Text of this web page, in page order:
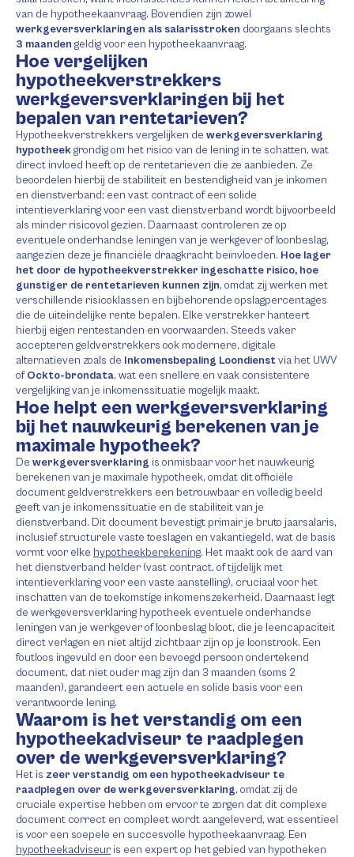
van de hypotheekaanvraag. Bovendien zijn zowel
werkgeversverklaringen als salarisstroken doorgaans slechts
3 maanden geldig voor een hypotheekaanvraag.
Hoe vergelijken
hypotheekverstrekkers
werkgeversverklaringen bij het
bepalen van rentetarieven?
Hypotheekverstrekkers vergelijken de werkgeversverklaring
hypotheekgrondig om het risico van de lening in te schatten, wat
direct invloed heeft op de rentetarieven die ze aanbieden. Ze
beoordelen hierbij de stabiliteit en bestendigheid van je inkomen
en dienstverband; een vast contract of een solide
intentieverklaring voor een vast dienstverband wordt bijvoorbeeld
als minder risicovol gezien. Daarnaast controleren ze op
eventuele onderhandse leningen van je werkgever of loonbeslag,
aangezien deze je financiële draagkracht beïnvloeden. Hoe lager
het door de hypotheekverstrekker ingeschatte risico, hoe
gunstiger de rentetarieven kunnen zijn, omdat zij werken met
verschillende risicoklassen en bijbehorende opslagpercentages
die de uiteindelijke rente bepalen. Elke verstrekker hanteert
hierbij eigen rentestanden en voorwaarden. Steeds vaker
accepteren geldverstrekkers ook modernere, digitale
alternatieven zoals de Inkomensbepaling Loondienstvia het UWV
ofOckto-brondata, wat een snellere en vaak consistentere
vergelijking van je inkomenssituatie mogelijk maakt.
Hoe helpt een werkgeversverklaring
bij het nauwkeurig berekenen van je
maximale hypotheek?
De werkgeversverklaring is onmisbaar voor het nauwkeurig
berekenen van je maximale hypotheek, omdat dit officiële
document geldverstrekkers een betrouwbaar en volledig beeld
geeft van je inkomenssituatie en de stabiliteit van je
dienstverband. Dit document bevestigt primair je bruto jaarsalaris,
inclusief structurele vaste toeslagen en vakantiegeld, wat de basis
vormt voor elke hypotheekberekening. Het maakt ook de aard van
het dienstverband helder (vast contract, of tijdelijk met
intentieverklaring voor een vaste aanstelling), cruciaal voor het
inschatten van de toekomstige inkomenszekerheid. Daarnaast legt
de werkgeversverklaring hypotheek eventuele onderhandse
leningen van je werkgever of loonbeslag bloot, die je leencapaciteit
direct verlagen en niet altijd zichtbaar zijn op je loonstrook. Een
foutloos ingevuld en door een bevoegd persoon ondertekend
document, dat niet ouder mag zijn dan 3 maanden (soms 2
maanden), garandeert een actuele en solide basis voor een
verantwoorde lening.
Waarom is het verstandig om een
hypotheekadviseur te raadplegen
over de werkgeversverklaring?
Het is zeer verstandig om een hypotheekadviseur te
raadplegen over de werkgeversverklaring, omdat zij de
cruciale expertise hebben om ervoor te zorgen dat dit complexe
document correct en compleet wordt aangeleverd, wat essentieel
is voor een soepele en succesvolle hypotheekaanvraag. Een
hypotheekadviseur is een expert op het gebied van hypotheken